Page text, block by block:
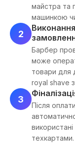
майстра та
машинкою
2
Барбер
може
товари для
royal shave
3
Після
техкартами.